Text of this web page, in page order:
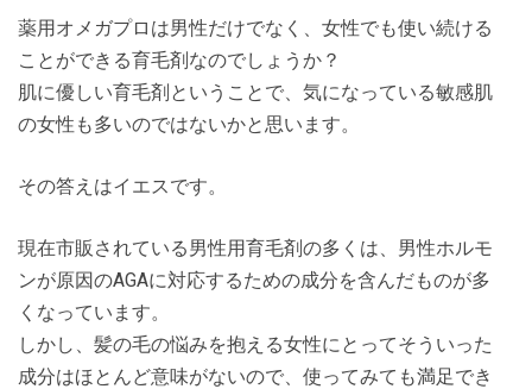
薬用オメガプロは男性だけでなく、女性でも使い続ける
ことができる育毛剤なのでしょうか？
肌に優しい育毛剤ということで、気になっている敏感肌
の女性も多いのではないかと思います。
その答えはイエスです。
現在市販されている男性用育毛剤の多くは、男性ホルモ
ンが原因のAGAに対応するための成分を含んだものが多
くなっています。
しかし、髪の毛の悩みを抱える女性にとってそういった
成分はほとんど意味がないので、使ってみても満足でき